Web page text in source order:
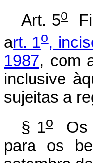
Art. 5o
art. 1o,
1987, com
inclusive
sujeitas a
§ 1oOs
para os